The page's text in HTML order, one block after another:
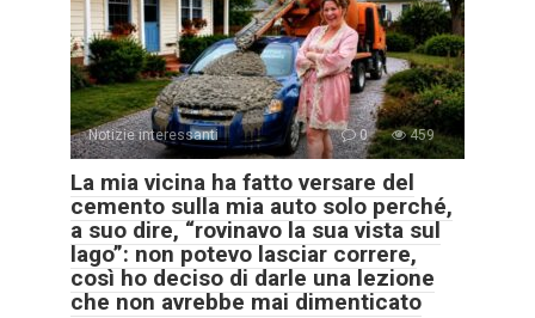
Notizie interessanti 0 459
La mia vicina ha fatto versare del
cemento sulla mia auto solo perché,
a suo dire, “rovinavo la sua vista sul
lago”: non potevo lasciar correre,
così ho deciso di darle una lezione
che non avrebbe mai dimenticato